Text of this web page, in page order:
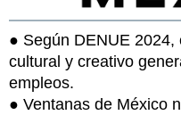
● Según DENUE
cultural y creativo
empleos.
● Ventanas de México